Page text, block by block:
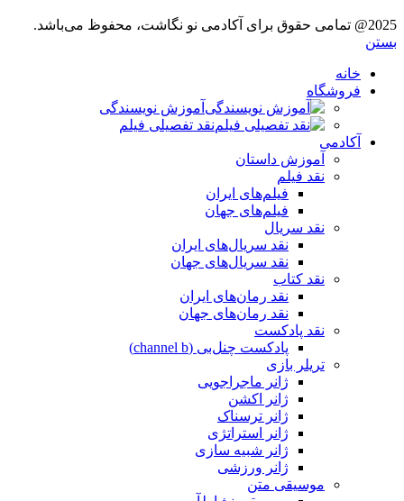
2025@ تمامی حقوق برای آکادمی نو نگاشت، محفوظ می‌باشد.
بستن
خانه
فروشگاه
آموزش نویسندگی
نقد تفصیلی فیلم
آکادمی
آموزش داستان
نقد فیلم
فیلم‌های ایران
فیلم‌های جهان
نقد سریال
نقد سریال‌های ایران
نقد سریال‌های جهان
نقد کتاب
نقد رمان‌های ایران
نقد رمان‌های جهان
نقد پادکست
پادکست چنل‌بی (channel b)
تریلر بازی
ژانر ماجراجویی
ژانر اکشن
ژانر ترسناک
ژانر استراتژی
ژانر شبیه سازی
ژانر ورزشی
موسیقی متن